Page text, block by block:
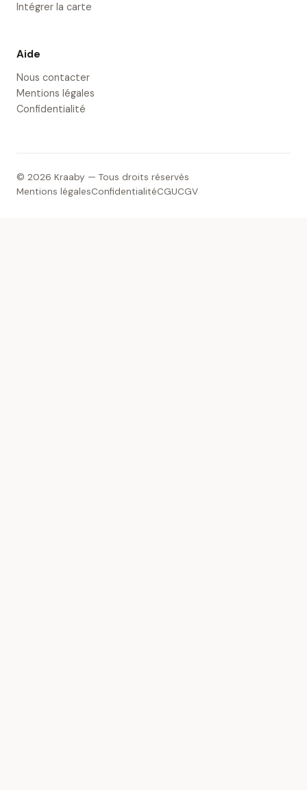
Intégrer la carte
Aide
Nous contacter
Mentions légales
Confidentialité
© 2026 Kraaby — Tous droits réservés
Mentions légalesConfidentialitéCGUCGV